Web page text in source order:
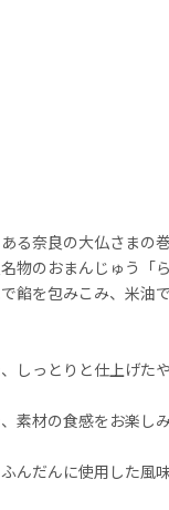
る奈良の大仏さまの
物のおまんじゅう「
餡を包みこみ、米油
しっとりと仕上げたや
素材の食感をお楽しみ
んだんに使用した風